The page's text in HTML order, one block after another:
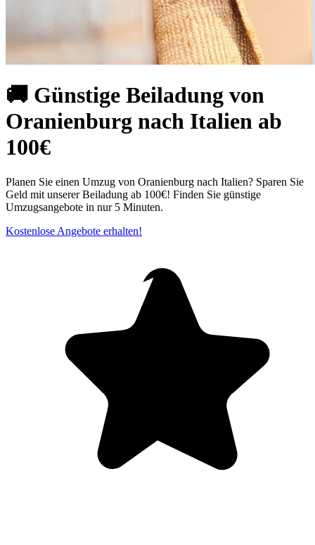
🚚 Günstige Beiladung von
Oranienburg nach Italien ab
100€
Planen Sie einen Umzug von Oranienburg nach Italien? Sparen Sie
Geld mit unserer Beiladung ab 100€! Finden Sie günstige
Umzugsangebote in nur 5 Minuten.
Kostenlose Angebote erhalten!